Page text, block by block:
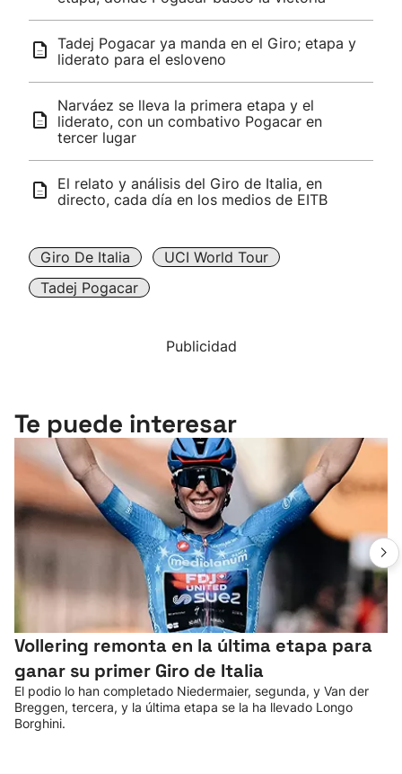
Tadej Pogacar ya manda en el Giro; etapa y
liderato para el esloveno
Narváez se lleva la primera etapa y el
liderato, con un combativo Pogacar en
tercer lugar
El relato y análisis del Giro de Italia, en
directo, cada día en los medios de EITB
Giro De Italia
UCI World Tour
Tadej Pogacar
Publicidad
Te puede interesar
Vollering remonta en la última etapa para
ganar su primer Giro de Italia
El podio lo han completado Niedermaier, segunda, y Van der
Breggen, tercera, y la última etapa se la ha llevado Longo
Borghini.